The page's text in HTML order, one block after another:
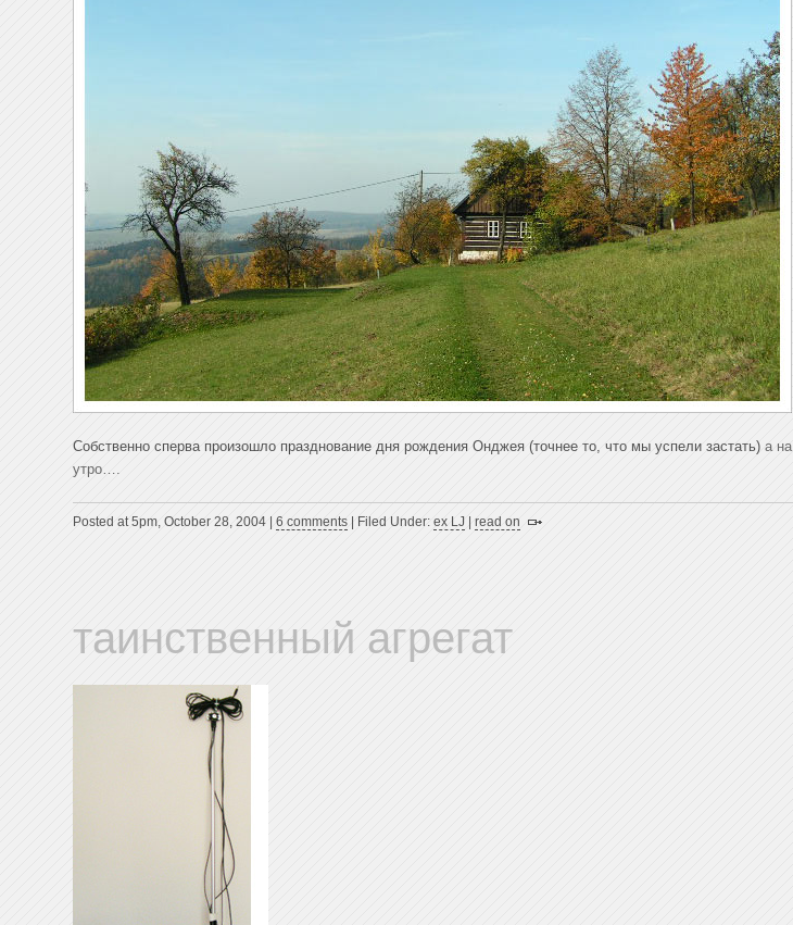
Собственно сперва произошло празднование дня рождения Онджея (точнее то, что мы успели застать)а на
утро….
Posted at 5pm, October 28, 2004 |6 comments | Filed Under:ex LJ |read on
таинственный агрегат